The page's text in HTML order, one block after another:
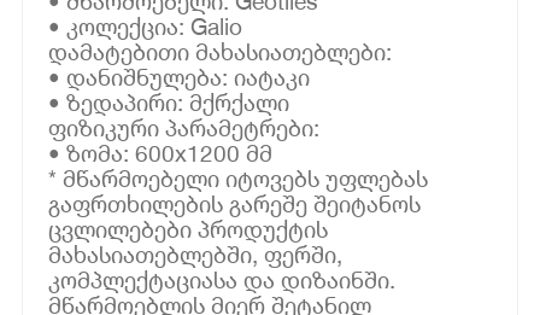
• კოლექცია: Galio
დამატებითი მახასიათებლები:
• დანიშნულება: იატაკი
• ზედაპირი: მქრქალი
ფიზიკური პარამეტრები:
• ზომა: 600x1200 მმ
* მწარმოებელი იტოვებს უფლებას
გაფრთხილების გარეშე შეიტანოს
ცვლილებები პროდუქტის
მახასიათებლებში, ფერში,
კომპლექტაციასა და დიზაინში.
მწარმოებლის მიერ შეტანილ